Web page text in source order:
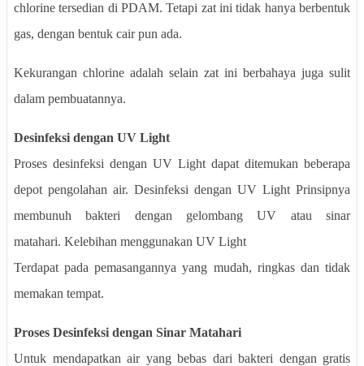
chlorine tersedian di PDAM. Tetapi zat ini tidak hanya berbentuk
gas, dengan bentuk cair pun ada.
Kekurangan chlorine adalah selain zat ini berbahaya juga sulit
dalam pembuatannya.
Desinfeksi dengan UV Light
Proses desinfeksi dengan UV Light dapat ditemukan beberapa
depot pengolahan air. Desinfeksi dengan UV Light Prinsipnya
membunuh bakteri dengan gelombang UV atau sinar
matahari. Kelebihan menggunakan UV Light
Terdapat pada pemasangannya yang mudah, ringkas dan tidak
memakan tempat.
Proses Desinfeksi dengan Sinar Matahari
Untuk mendapatkan air yang bebas dari bakteri dengan gratis